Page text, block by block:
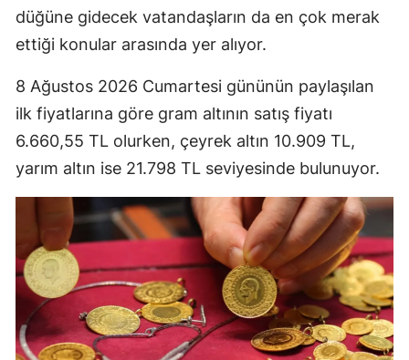
düğüne gidecek vatandaşların da en çok merak
ettiği konular arasında yer alıyor.
8 Ağustos 2026 Cumartesi gününün paylaşılan
ilk fiyatlarına göre gram altının satış fiyatı
6.660,55 TL olurken, çeyrek altın 10.909 TL,
yarım altın ise 21.798 TL seviyesinde bulunuyor.